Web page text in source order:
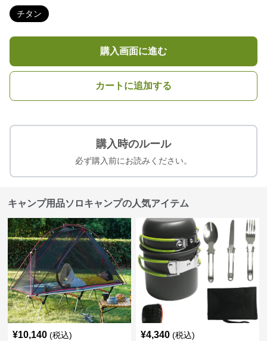
チタン
購入画面に進む
カートに追加する
購入時のルール
必ず購入前にお読みください。
キャンプ用品ソロキャンプの人気アイテム
¥10,140 (税込) ¥4,340 (税込)